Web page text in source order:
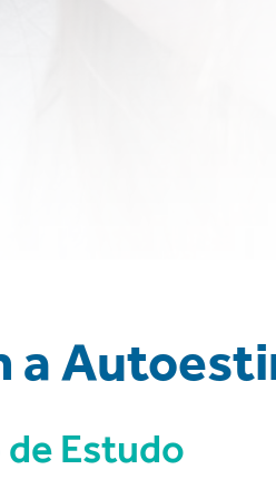
a
Estudo